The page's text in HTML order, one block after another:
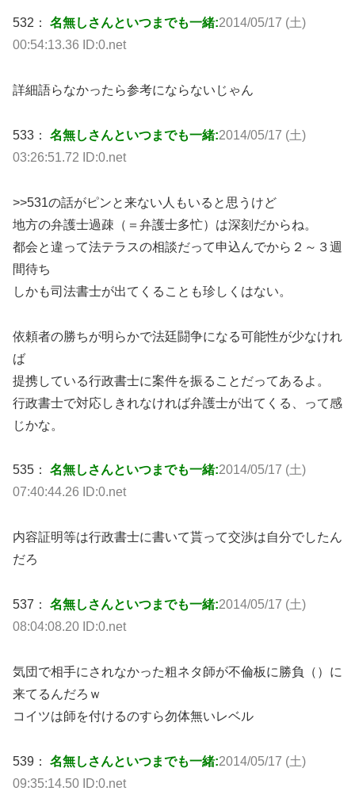
532： 名無しさんといつまでも一緒:2014/05/17 (土)
00:54:13.36 ID:0.net
詳細語らなかったら参考にならないじゃん
533： 名無しさんといつまでも一緒:2014/05/17 (土)
03:26:51.72 ID:0.net
>>531の話がピンと来ない人もいると思うけど
地方の弁護士過疎（＝弁護士多忙）は深刻だからね。
都会と違って法テラスの相談だって申込んでから２～３週
間待ち
しかも司法書士が出てくることも珍しくはない。
依頼者の勝ちが明らかで法廷闘争になる可能性が少なけれ
ば
提携している行政書士に案件を振ることだってあるよ。
行政書士で対応しきれなければ弁護士が出てくる、って感
じかな。
535： 名無しさんといつまでも一緒:2014/05/17 (土)
07:40:44.26 ID:0.net
内容証明等は行政書士に書いて貰って交渉は自分でしたん
だろ
537： 名無しさんといつまでも一緒:2014/05/17 (土)
08:04:08.20 ID:0.net
気団で相手にされなかった粗ネタ師が不倫板に勝負（）に
来てるんだろｗ
コイツは師を付けるのすら勿体無いレベル
539： 名無しさんといつまでも一緒:2014/05/17 (土)
09:35:14.50 ID:0.net